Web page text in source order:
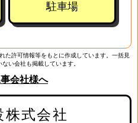
駐車場
許可情報等をもとに作成しています。一括見
い会社も掲載しています。
会社様へ
株式会社